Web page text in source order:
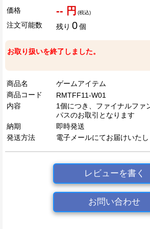
価格 -- 円 (税込)
注文可能数 残り 0個
お取り扱いを終了しました。
商品名
ゲームアイテム
商品コード
RMTFF11-W01
内容
1個につき、ファイナルファ
パスのお取引となります
納期
即時発送
発送方法
電子メールにてお届けいたし
レビューを書く
お問い合わせ